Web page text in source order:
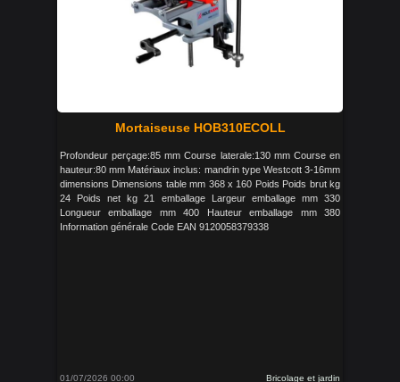
Mortaiseuse HOB310ECOLL
Profondeur perçage:85 mm Course laterale:130 mm Course en
hauteur:80 mm Matériaux inclus: mandrin type Westcott 3-16mm
dimensions Dimensions table mm 368 x 160 Poids Poids brut kg
24 Poids net kg 21 emballage Largeur emballage mm 330
Longueur emballage mm 400 Hauteur emballage mm 380
Information générale Code EAN 9120058379338
01/07/2026 00:00 Bricolage et jardin